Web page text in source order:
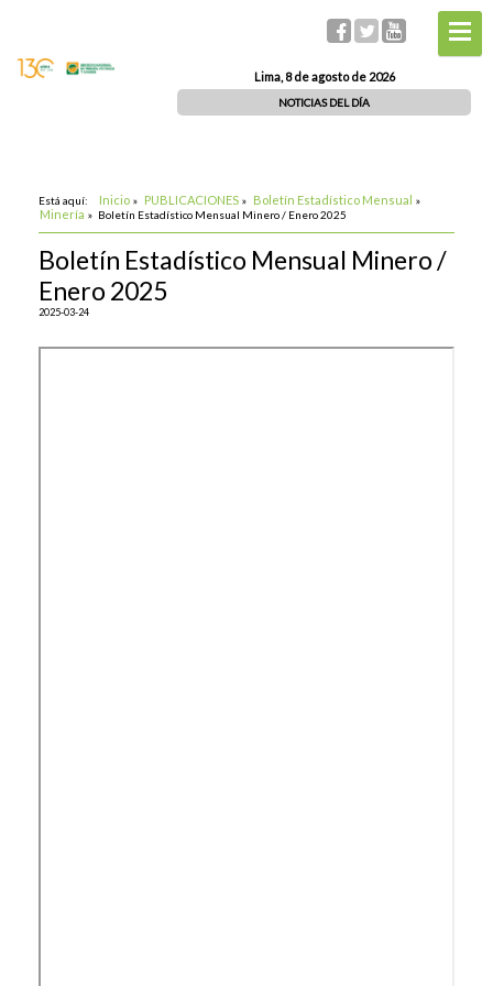
Lima, 8 de agosto de 2026
NOTICIAS DEL DÍA
Está aquí: Inicio » PUBLICACIONES » Boletín Estadístico Mensual »
Minería » Boletín Estadístico Mensual Minero / Enero 2025
Boletín Estadístico Mensual Minero /
Enero 2025
2025-03-24